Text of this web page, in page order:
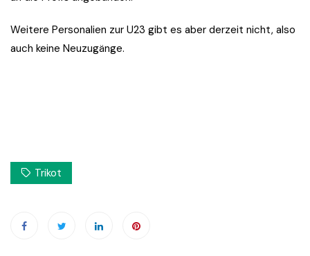
Weitere Personalien zur U23 gibt es aber derzeit nicht, also
auch keine Neuzugänge.
Trikot